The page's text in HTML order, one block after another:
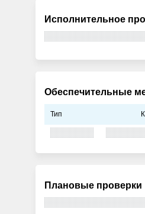
Исполнительное
Обеспечительные
Тип
Плановые проверки